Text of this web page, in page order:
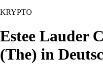
KRYPTO
Estee Lauder
(The) in